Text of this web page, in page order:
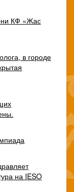
КФ «Жас
в городе
на IESO